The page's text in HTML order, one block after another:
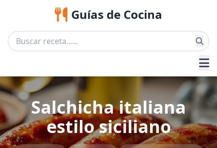
Guías de Cocina
Salchicha italiana
estilo siciliano